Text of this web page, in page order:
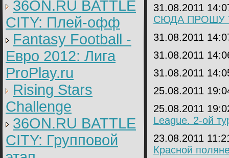
36ON.RU BATTLE
CITY: Плей-офф
Fantasy Football -
Евро 2012: Лига
ProPlay.ru
Rising Stars
Challenge
36ON.RU BATTLE
CITY: Групповой
31.08.2011
СЮДА ПРОШУ
31.08.2011
31.08.2011
31.08.2011
25.08.2011
25.08.2011
League. 2-ой
23.08.2011
Красной